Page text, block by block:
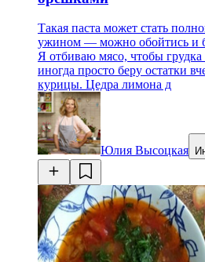
Такая паста может стать
ужином — можно обойтись и
Я отбиваю мясо, чтобы грудка
иногда просто беру остатки
курицы. Цедра лимона д
Юлия Высоцкая